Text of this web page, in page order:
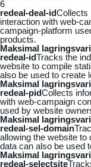
6
redeal-deal-idCollects
interaction with web-
campaign-platform
products.
Maksimal
redeal-idTracks the
website to compile
also be used to create
Maksimal
redeal-pidCollects
with web-campaign
used by website
Maksimal
redeal-sel-domain
allowing the website
data can also be used
Maksimal
redeal-selectsite